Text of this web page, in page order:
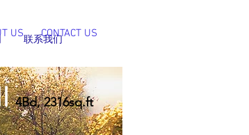
US CONTACT US
联系我们
4Bd, 2316sq.ft